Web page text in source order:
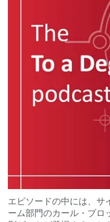
エピソードの中には、サ
ーム部門のカール・ブロ